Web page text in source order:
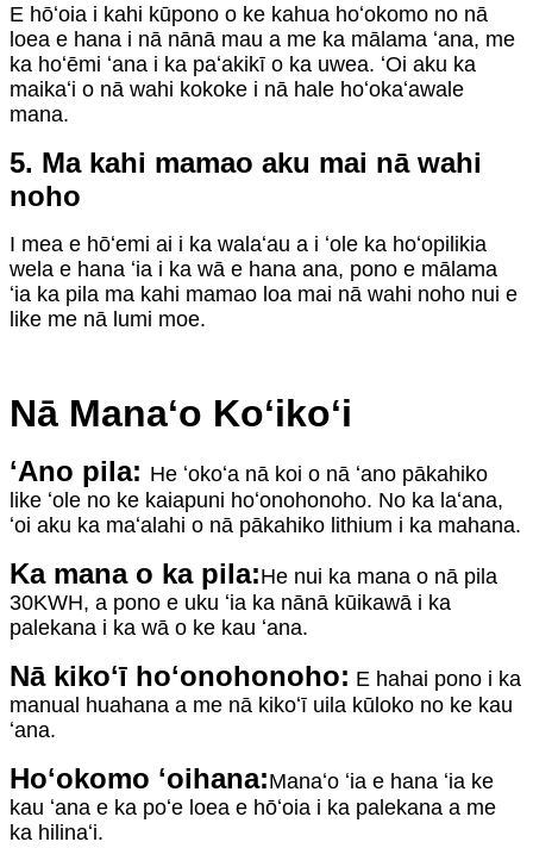
E hōʻoia i kahi kūpono o ke kahua hoʻokomo no nā
loea e hana i nā nānā mau a me ka mālama ʻana, me
ka hoʻēmi ʻana i ka paʻakikī o ka uwea. ʻOi aku ka
maikaʻi o nā wahi kokoke i nā hale hoʻokaʻawale
mana.
5. Ma kahi mamao aku mai nā wahi
noho
I mea e hōʻemi ai i ka walaʻau a i ʻole ka hoʻopilikia
wela e hana ʻia i ka wā e hana ana, pono e mālama
ʻia ka pila ma kahi mamao loa mai nā wahi noho nui e
like me nā lumi moe.
Nā Manaʻo Koʻikoʻi
ʻAno pila: He ʻokoʻa nā koi o nā ʻano pākahiko
like ʻole no ke kaiapuni hoʻonohonoho. No ka laʻana,
ʻoi aku ka maʻalahi o nā pākahiko lithium i ka mahana.
Ka mana o ka pila:He nui ka mana o nā pila
30KWH, a pono e uku ʻia ka nānā kūikawā i ka
palekana i ka wā o ke kau ʻana.
Nā kikoʻī hoʻonohonoho: E hahai pono i ka
manual huahana a me nā kikoʻī uila kūloko no ke kau
ʻana.
Hoʻokomo ʻoihana:Manaʻo ʻia e hana ʻia ke
kau ʻana e ka poʻe loea e hōʻoia i ka palekana a me
ka hilinaʻi.